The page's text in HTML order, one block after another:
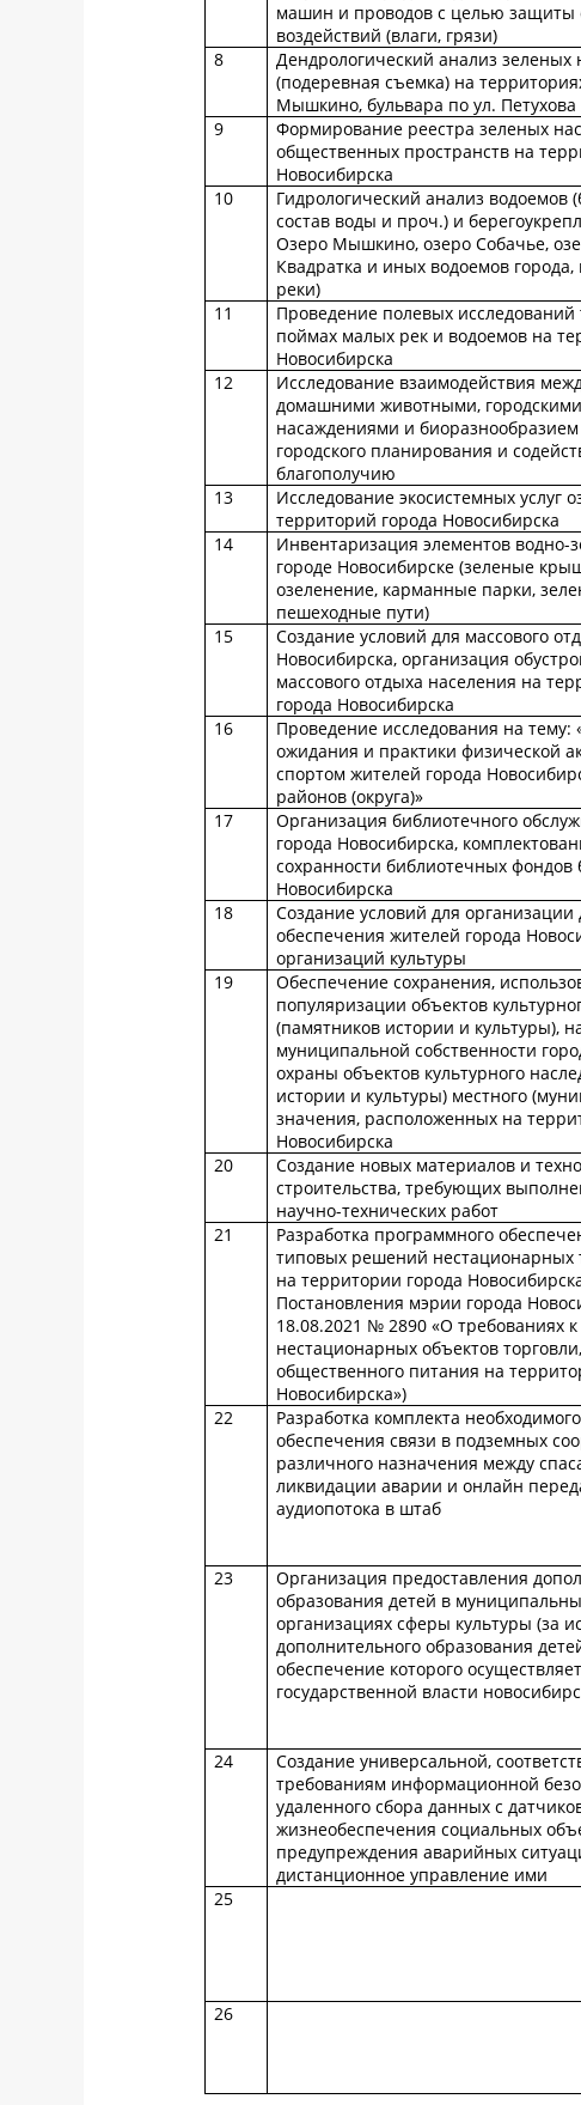
машин и проводов с целью защиты
воздействий (влаги, грязи)
8
Дендрологический анализ зеленых
(подеревная съемка) на
Мышкино, бульвара по ул. Петухова
9
Формирование реестра зеленых
общественных пространств на
Новосибирска
10
Гидрологический анализ водоемов
состав воды и проч.) и
Озеро Мышкино, озеро Собачье,
Квадратка и иных водоемов
реки)
11
Проведение полевых
поймах малых рек и водоемов на
Новосибирска
12
Исследование взаимодействия
домашними животными,
насаждениями и
городского планирования и
благополучию
13
Исследование экосистемных услуг
территорий города Новосибирска
14
Инвентаризация элементов водно-
городе Новосибирске (зеленые
озеленение, карманные парки,
пешеходные пути)
15
Создание условий для массового
Новосибирска, организация
массового отдыха населения на
города Новосибирска
16
Проведение исследования на
ожидания и практики физической
спортом жителей города
районов (округа)»
17
Организация библиотечного
города Новосибирска,
сохранности библиотечных фондов
Новосибирска
18
Создание условий для организации
обеспечения жителей города
организаций культуры
19
Обеспечение сохранения,
популяризации объектов
(памятников истории и культуры),
муниципальной собственности
охраны объектов культурного
истории и культуры) местного
значения, расположенных на
Новосибирска
20
Создание новых материалов и
строительства, требующих
научно-технических работ
21
Разработка программного
типовых решений нестационарных
на территории города
Постановления мэрии города
18.08.2021 № 2890 «О требованиях
нестационарных объектов
общественного питания на
Новосибирска»)
22
Разработка комплекта
обеспечения связи в подземных
различного назначения между
ликвидации аварии и онлайн
аудиопотока в штаб
23
Организация предоставления
образования детей в
организациях сферы культуры (за
дополнительного образования
обеспечение которого
государственной власти
24
Создание универсальной,
требованиям информационной
удаленного сбора данных с
жизнеобеспечения социальных
предупреждения аварийных
дистанционное управление ими
25
26